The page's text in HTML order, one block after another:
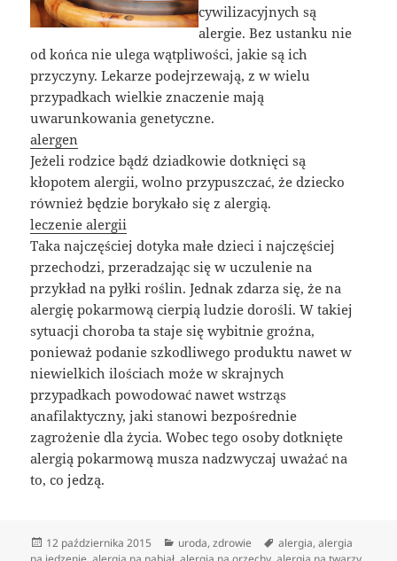
cywilizacyjnych są
alergie. Bez ustanku nie
od końca nie ulega wątpliwości, jakie są ich
przyczyny. Lekarze podejrzewają, z w wielu
przypadkach wielkie znaczenie mają
uwarunkowania genetyczne.
alergen
Jeżeli rodzice bądź dziadkowie dotknięci są
kłopotem alergii, wolno przypuszczać, że dziecko
również będzie borykało się z alergią.
leczenie alergii
Taka najczęściej dotyka małe dzieci i najczęściej
przechodzi, przeradzając się w uczulenie na
przykład na pyłki roślin. Jednak zdarza się, że na
alergię pokarmową cierpią ludzie dorośli. W takiej
sytuacji choroba ta staje się wybitnie groźna,
ponieważ podanie szkodliwego produktu nawet w
niewielkich ilościach może w skrajnych
przypadkach powodować nawet wstrząs
anafilaktyczny, jaki stanowi bezpośrednie
zagrożenie dla życia. Wobec tego osoby dotknięte
alergią pokarmową musza nadzwyczaj uważać na
to, co jedzą.
Data
12 października 2015 Kategorie
uroda,zdrowie Tagi
alergia,alergia